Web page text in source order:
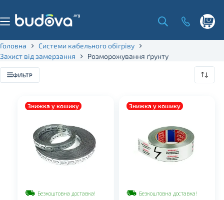
content
Головна
Системи кабельного обігріву
Захист від замерзання
Розморожування ґрунту
ФІЛЬТР
Знижка у кошику
Безкоштовна доставка!
Знижка у кошику
Безкоштовна доставка!